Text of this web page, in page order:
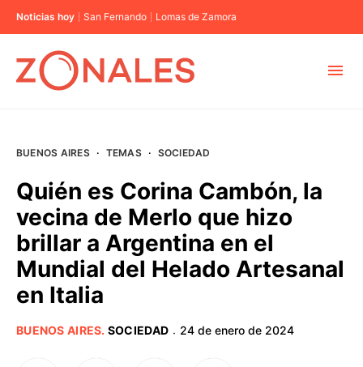
Noticias hoy San Fernando Lomas de Zamora
BUENOS AIRES
PROVINCIAS
BUENOS AIRES · TEMAS · SOCIEDAD
Quién es Corina Cambón, la
vecina de Merlo que hizo
brillar a Argentina en el
Mundial del Helado Artesanal
en Italia
BUENOS AIRES. SOCIEDAD · 24 de enero de 2024